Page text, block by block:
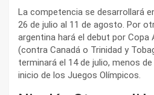
La competencia se desarrollará
26 de julio al 11 de agosto. Por
argentina hará el debut por Copa
(contra Canadá o Trinidad y
terminará el 14 de julio, menos
inicio de los Juegos Olímpicos.